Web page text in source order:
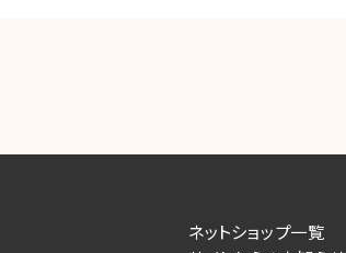
ネットショップ一覧